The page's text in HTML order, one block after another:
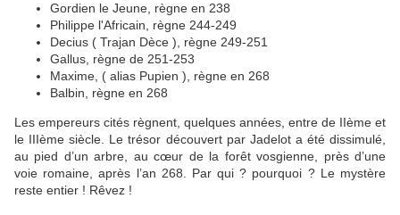
Gordien le Jeune, règne en 238
Philippe l'Africain, règne 244-249
Decius ( Trajan Dèce ), règne 249-251
Gallus, règne de 251-253
Maxime, ( alias Pupien ), règne en 268
Balbin, règne en 268
Les empereurs cités règnent, quelques années, entre de IIème et
le IIIème siècle. Le trésor découvert par Jadelot a été dissimulé,
au pied d’un arbre, au cœur de la forêt vosgienne, près d’une
voie romaine, après l’an 268. Par qui ? pourquoi ? Le mystère
reste entier ! Rêvez !